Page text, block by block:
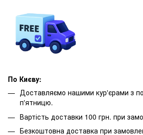
По Києву:
Доставляємо нашими кур'єрами з
п'ятницю.
Вартість доставки 100 грн. при
Безкоштовна доставка при